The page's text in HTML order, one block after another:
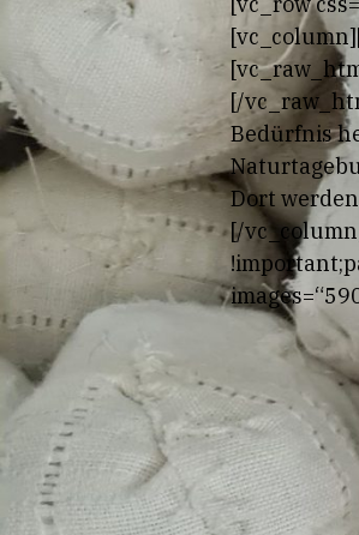
[/
Bedürfnis
Dort
[/